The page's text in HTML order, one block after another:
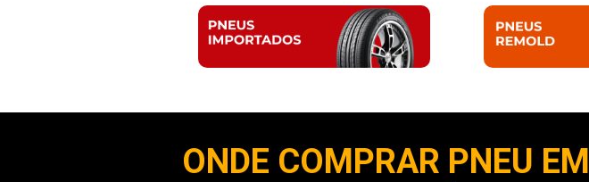
ONDE COMPRAR PNEU EM